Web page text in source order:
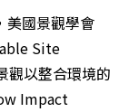
美國景觀學會
Site
觀以整合環境的
Impact